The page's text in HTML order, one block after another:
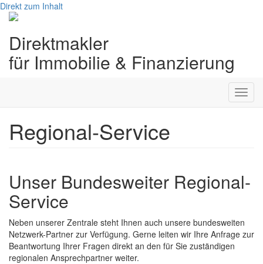
Direkt zum Inhalt
Direktmakler
für Immobilie & Finanzierung
Regional-Service
Unser Bundesweiter Regional-
Service
Neben unserer Zentrale steht Ihnen auch unsere bundesweiten
Netzwerk-Partner zur Verfügung. Gerne leiten wir Ihre Anfrage zur
Beantwortung Ihrer Fragen direkt an den für Sie zuständigen
regionalen Ansprechpartner weiter.